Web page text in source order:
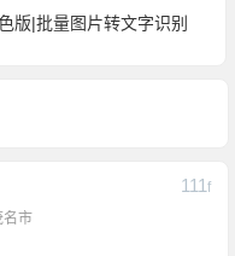
版|批量图片转文字识别
名市
111F